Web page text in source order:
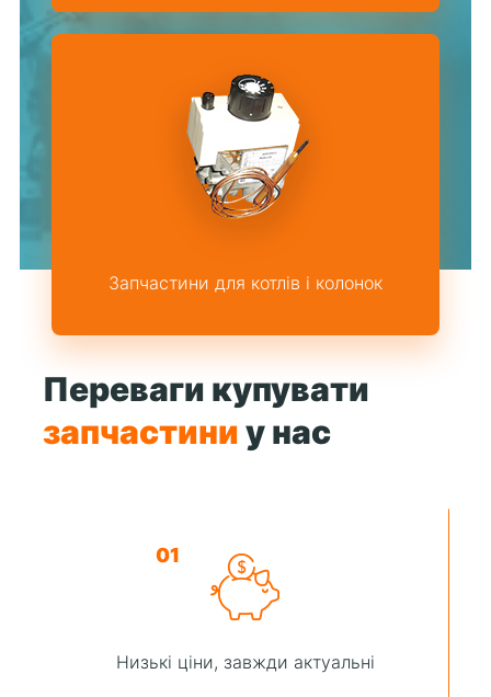
Запчастини для котлів і колонок
Переваги купувати
запчастиниу нас
01
Низькі ціни, завжди актуальні